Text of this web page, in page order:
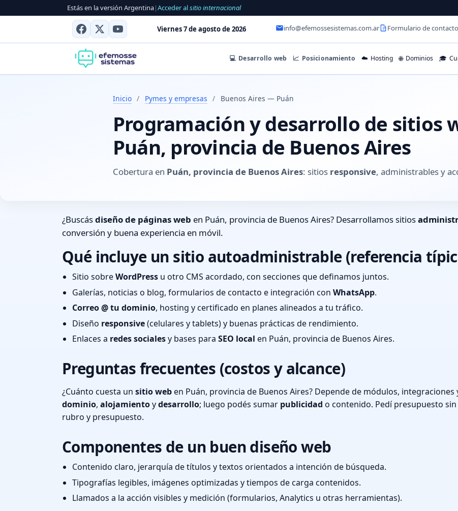
Estás en la versión Argentina|Acceder alsitio internacional
Viernes 7 de agosto de 2026 info@efemossesistemas.com.ar Formulario de contacto
💻 Desarrollo web 📈 Posicionamiento ☁️ Hosting 🌐 Dominios 🎓
Inicio / Pymes y empresas / Buenos Aires — Puán
Programación y desarrollo de sitios
Puán, provincia de Buenos Aires
Cobertura en Puán, provincia de Buenos Aires: sitios responsive, administrables y
¿Buscásdiseño de páginas web en Puán, provincia de Buenos Aires? Desarrollamos sitios
conversión y buena experiencia en móvil.
Qué incluye un sitio autoadministrable (referencia
Sitio sobreWordPress u otro CMS acordado, con secciones que definamos juntos.
Galerías, noticias o blog, formularios de contacto e integración con WhatsApp.
Correo @ tu dominio, hosting y certificado en planes alineados a tu tráfico.
Diseño responsive(celulares y tablets) y buenas prácticas de rendimiento.
Enlaces a redes socialesy bases para SEO local en Puán, provincia de Buenos Aires.
Preguntas frecuentes (costos y alcance)
¿Cuánto cuesta un sitio weben Puán, provincia de Buenos Aires? Depende de módulos, integraciones
dominio, alojamientoydesarrollo; luego podés sumar publicidad o contenido. Pedí presupuesto
rubro y presupuesto.
Componentes de un buen diseño web
Contenido claro, jerarquía de títulos y textos orientados a intención de búsqueda.
Tipografías legibles, imágenes optimizadas y tiempos de carga contenidos.
Llamados a la acción visibles y medición (formularios, Analytics u otras herramientas).